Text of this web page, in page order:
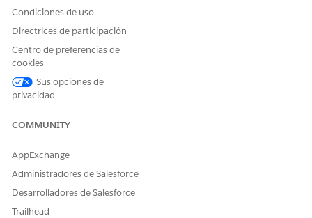
Condiciones de uso
Directrices de participación
Centro de preferencias de
cookies
Sus opciones de
privacidad
COMMUNITY
AppExchange
Administradores de Salesforce
Desarrolladores de Salesforce
Trailhead